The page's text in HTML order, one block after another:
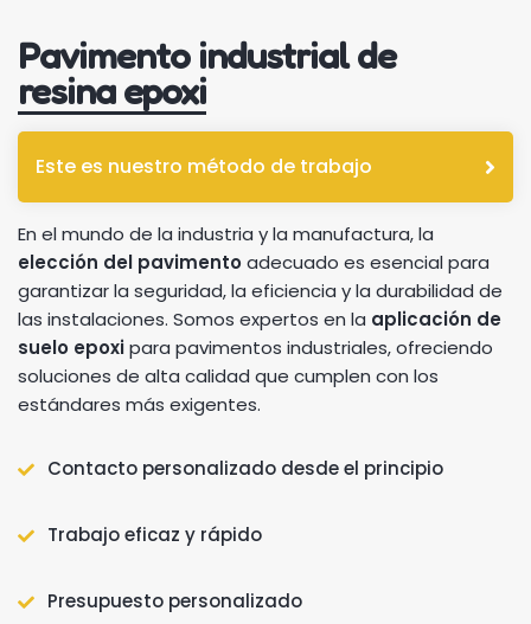
Pavimento industrial de
resina epoxi
Este es nuestro método de trabajo
En el mundo de la industria y la manufactura, la
elección del pavimentoadecuado es esencial para
garantizar la seguridad, la eficiencia y la durabilidad de
las instalaciones. Somos expertos en la aplicación de
suelo epoxipara pavimentos industriales, ofreciendo
soluciones de alta calidad que cumplen con los
estándares más exigentes.
Contacto personalizado desde el principio
Trabajo eficaz y rápido
Presupuesto personalizado